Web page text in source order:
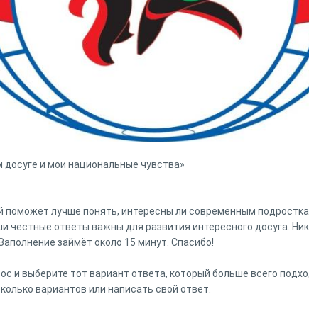
и мои национальные чувства»
поможет лучше понять, интересны ли современным
честные ответы важны для развития интересного досуга.
займёт около 15 минут. Спасибо!
и выберите тот вариант ответа, который больше всего
вариантов или написать свой ответ.